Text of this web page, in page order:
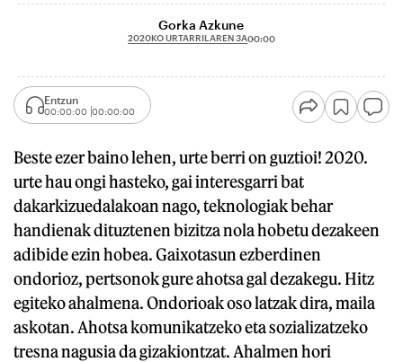
Gorka Azkune
2020KO URTARRILAREN 3A00:00
Entzun
00:00:00 00:00:00
Beste ezer baino lehen, urte berri on guztioi! 2020.
urte hau ongi hasteko, gai interesgarri bat
dakarkizuedalakoan nago, teknologiak behar
handienak dituztenen bizitza nola hobetu dezakeen
adibide ezin hobea. Gaixotasun ezberdinen
ondorioz, pertsonok gure ahotsa gal dezakegu. Hitz
egiteko ahalmena. Ondorioak oso latzak dira, maila
askotan. Ahotsa komunikatzeko eta sozializatzeko
tresna nagusia da gizakiontzat. Ahalmen hori